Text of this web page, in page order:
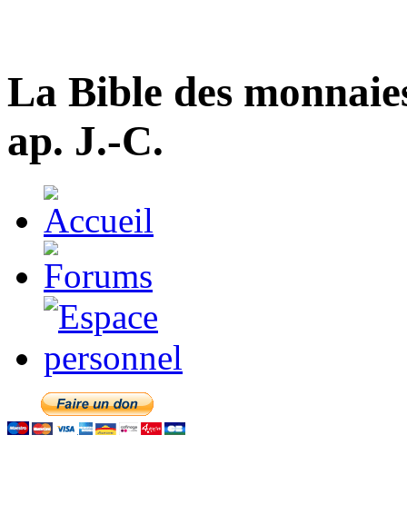
La Bible des
ap. J.-C.